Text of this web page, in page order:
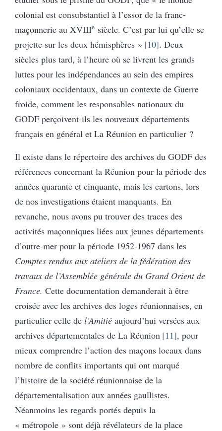
colonial est consubstantiel à l’essor de la franc-
maçonnerie au XVIIIe siècle. C’est par lui qu’elle se
projette sur les deux hémisphères » 10 . Deux
siècles plus tard, à l’heure où se livrent les grands
luttes pour les indépendances au sein des empires
coloniaux occidentaux, dans un contexte de Guerre
froide, comment les responsables nationaux du
GODF perçoivent-ils les nouveaux départements
français en général et La Réunion en particulier ?
Il existe dans le répertoire des archives du GODF des
références concernant la Réunion pour la période des
années quarante et cinquante, mais les cartons, lors
de nos investigations étaient manquants. En
revanche, nous avons pu trouver des traces des
activités maçonniques liées aux jeunes départements
d’outre-mer pour la période 1952-1967 dans les
Comptes rendus aux ateliers de la fédération des
travaux de l’Assemblée générale du Grand Orient de
France. Cette documentation demanderait à être
croisée avec les archives des loges réunionnaises, en
particulier celle de l’Amitié aujourd’hui versées aux
archives départementales de La Réunion 11 , pour
mieux comprendre l’action des maçons locaux dans
nombre de conflits importants qui ont marqué
l’histoire de la société réunionnaise de la
départementalisation aux années gaullistes.
Néanmoins les regards portés depuis la
« métropole » sont déjà révélateurs de la place